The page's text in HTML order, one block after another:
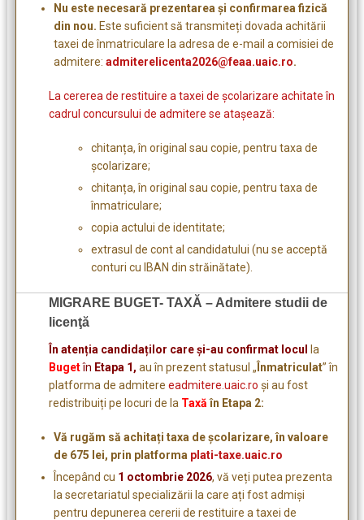
Nu este necesară prezentarea și confirmarea fizică
din nou. Este suficient să transmiteți dovada achitării
taxei de înmatriculare la adresa de e-mail a comisiei de
admitere: admiterelicenta2026@feaa.uaic.ro.
La cererea de restituire a taxei de şcolarizare achitate în
cadrul concursului de admitere se atașează:
chitanța, în original sau copie, pentru taxa de
școlarizare;
chitanța, în original sau copie, pentru taxa de
înmatriculare;
copia actului de identitate;
extrasul de cont al candidatului (nu se acceptă
conturi cu IBAN din străinătate).
MIGRARE BUGET- TAXĂ – Admitere studii de
licenţă
În atenția candidaților care și-au confirmat locul la
Bugetîn Etapa 1, au în prezent statusul „Înmatriculat” în
platforma de admitere eadmitere.uaic.ro și au fost
redistribuiți pe locuri de la Taxăîn Etapa 2:
Vă rugăm să achitați taxa de școlarizare, în valoare
de 675 lei, prin platforma plati-taxe.uaic.ro
Începând cu 1 octombrie 2026, vă veți putea prezenta
la secretariatul specializării la care ați fost admiși
pentru depunerea cererii de restituire a taxei de